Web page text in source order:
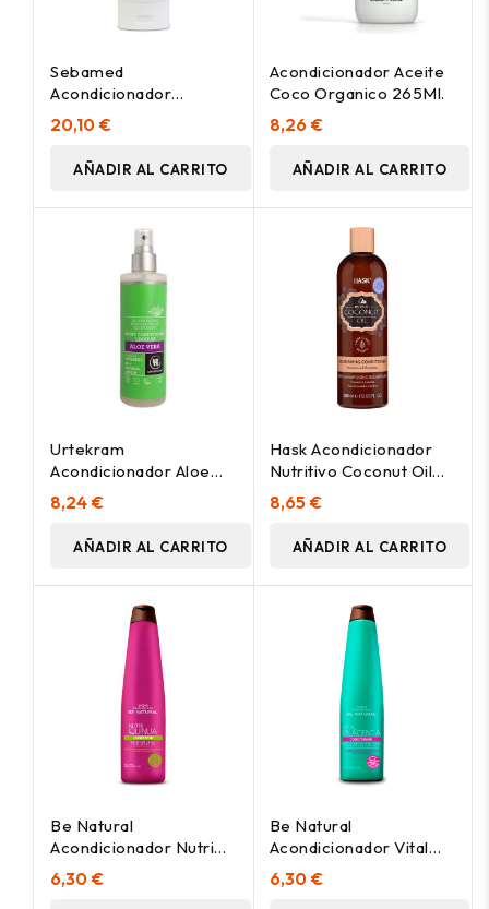
Sebamed
Acondicionador
Reparador, 200 Ml
20,10 €
AÑADIR AL CARRITO
Acondicionador Aceite
Coco Organico 265Ml.
8,26 €
AÑADIR AL CARRITO
Urtekram
Acondicionador Aloe
Vera Spray 250Ml
8,24 €
AÑADIR AL CARRITO
Hask Acondicionador
Nutritivo Coconut Oil
355Ml
8,65 €
AÑADIR AL CARRITO
Be Natural
Acondicionador Nutri
Quinua 350Ml
6,30 €
Be Natural
Acondicionador Vital
Placenta 350Ml
6,30 €